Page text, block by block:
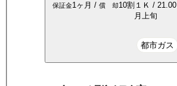
保証金1ヶ月 / 償 却10割 １Ｋ / 21.00
月上旬
都市ガス